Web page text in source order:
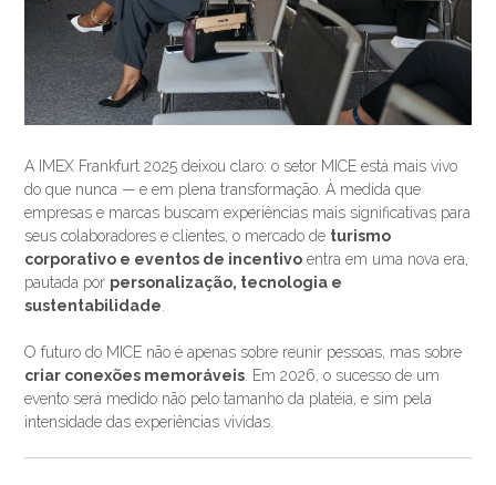
A IMEX Frankfurt 2025 deixou claro: o setor MICE está mais vivo
do que nunca — e em plena transformação. À medida que
empresas e marcas buscam experiências mais significativas para
seus colaboradores e clientes, o mercado de turismo
corporativo e eventos de incentivo entra em uma nova era,
pautada por personalização, tecnologia e
sustentabilidade
O futuro do MICE não é apenas sobre reunir pessoas, mas sobre
criar conexões memoráveis . Em 2026, o sucesso de um
evento será medido não pelo tamanho da plateia, e sim pela
intensidade das experiências vividas.